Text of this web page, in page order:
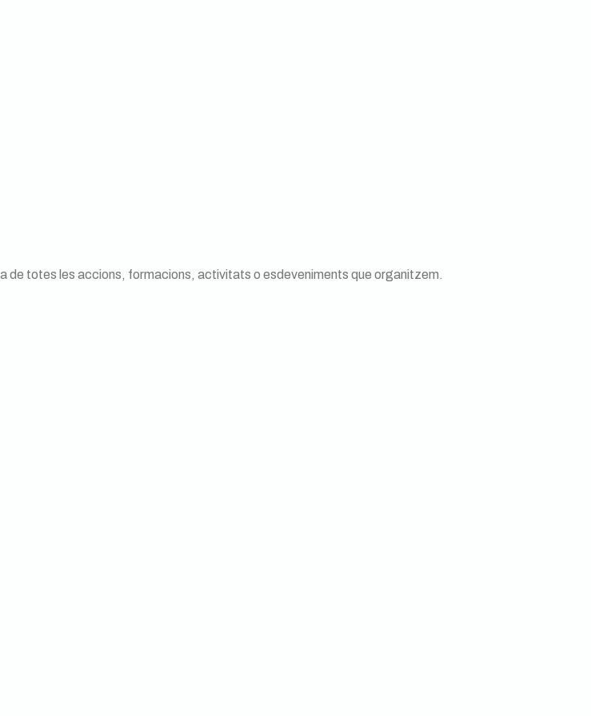
de totes les accions, formacions, activitats o esdeveniments que organitzem.